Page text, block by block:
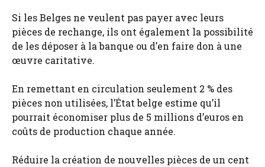
Si les Belges ne veulent pas payer avec leurs
pièces de rechange, ils ont également la possibilité
de les déposer à la banque ou d’en faire don à une
œuvre caritative.
En remettant en circulation seulement 2 % des
pièces non utilisées, l’État belge estime qu’il
pourrait économiser plus de 5 millions d’euros en
coûts de production chaque année.
Réduire la création de nouvelles pièces de un cent